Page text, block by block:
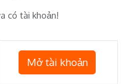
có tài khoản!
Mở tài khoản